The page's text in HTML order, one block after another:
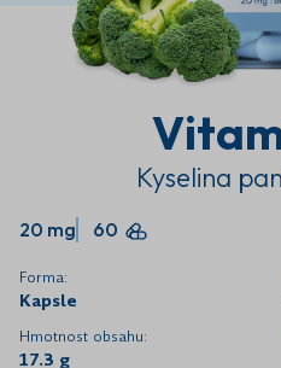
Kyselina
20 mg 60
Forma:
Kapsle
Hmotnost obsahu:
17.3 g